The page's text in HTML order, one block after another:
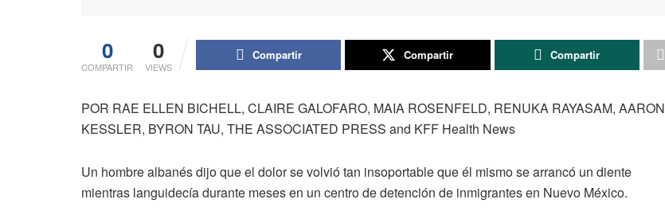
0
COMPARTIR
0
VIEWS
Compartir Compartir Compartir
POR RAE ELLEN BICHELL, CLAIRE GALOFARO, MAIA ROSENFELD, RENUKA RAYASAM, AARON
KESSLER, BYRON TAU, THE ASSOCIATED PRESS and KFF Health News
Un hombre albanés dijo que el dolor se volvió tan insoportable que él mismo se arrancó un diente
mientras languidecía durante meses en un centro de detención de inmigrantes en Nuevo México.